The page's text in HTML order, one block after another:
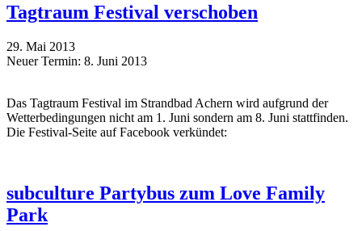
Tagtraum Festival verschoben
29. Mai 2013
Neuer Termin: 8. Juni 2013
Das Tagtraum Festival im Strandbad Achern wird aufgrund der
Wetterbedingungen nicht am 1. Juni sondern am 8. Juni stattfinden.
Die Festival-Seite auf Facebook verkündet:
subculture Partybus zum Love Family
Park